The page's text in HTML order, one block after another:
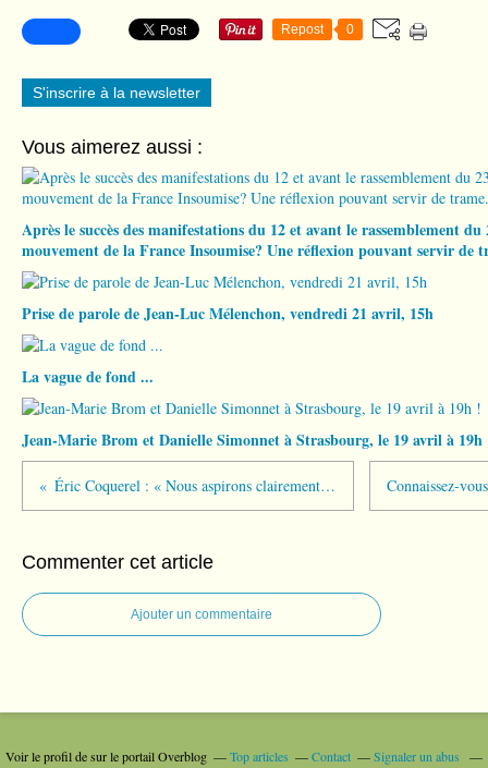
Repost 0
S'inscrire à la newsletter
Vous aimerez aussi :
Après le succès des manifestations du 12 et avant le rassemblement
mouvement de la France Insoumise? Une réflexion pouvant servir de
Prise de parole de Jean-Luc Mélenchon, vendredi 21 avril, 15h
La vague de fond ...
Jean-Marie Brom et Danielle Simonnet à Strasbourg, le 19 avril à 19h
Éric Coquerel : « Nous aspirons clairement à être au second tour »
Commenter cet article
Ajouter un commentaire
Voir le profil desur le portail Overblog Top articles Contact
Signaler un abus